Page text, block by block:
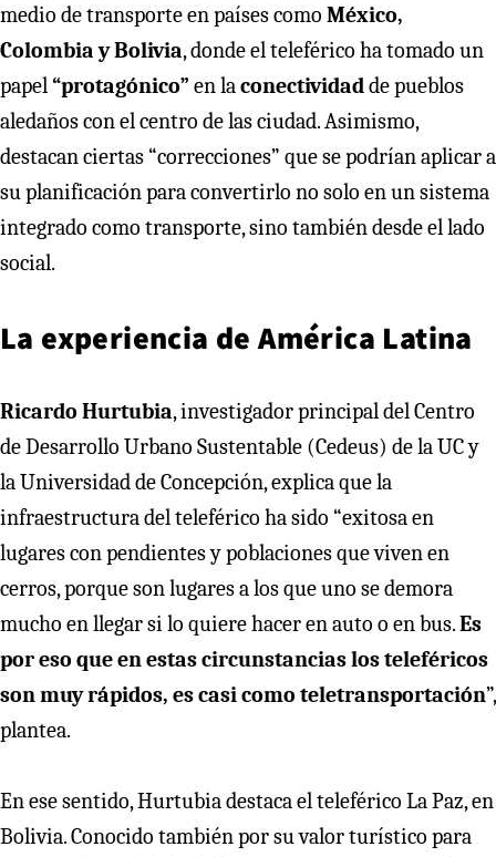
medio de transporte en países como México,
Colombia y Bolivia, donde el teleférico ha tomado un
papel“protagónico” en laconectividadde pueblos
aledaños con el centro de las ciudad. Asimismo,
destacan ciertas “correcciones” que se podrían aplicar a
su planificación para convertirlo no solo en un sistema
integrado como transporte, sino también desde el lado
social.
La experiencia de América Latina
Ricardo Hurtubia, investigador principal del Centro
de Desarrollo Urbano Sustentable (Cedeus) de la UC y
la Universidad de Concepción, explica que la
infraestructura del teleférico ha sido “exitosa en
lugares con pendientes y poblaciones que viven en
cerros, porque son lugares a los que uno se demora
mucho en llegar si lo quiere hacer en auto o en bus.Es
por eso que en estas circunstancias los teleféricos
son muy rápidos, es casi como teletransportación”,
plantea.
En ese sentido, Hurtubia destaca el teleférico La Paz, en
Bolivia. Conocido también por su valor turístico para